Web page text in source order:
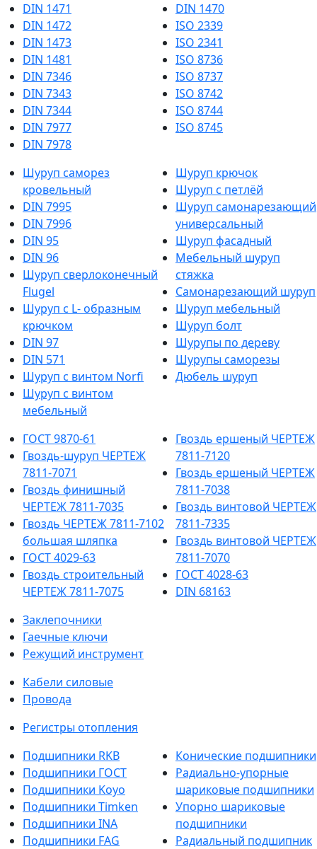
DIN 1471
DIN 1472
DIN 1473
DIN 1481
DIN 7346
DIN 7343
DIN 7344
DIN 7977
DIN 7978
DIN 1470
ISO 2339
ISO 2341
ISO 8736
ISO 8737
ISO 8742
ISO 8744
ISO 8745
Шуруп саморез
кровельный
DIN 7995
DIN 7996
DIN 95
DIN 96
Шуруп сверлоконечный
Flugel
Шуруп с L- образным
крючком
DIN 97
DIN 571
Шуруп с винтом Norfi
Шуруп с винтом
мебельный
Шуруп крючок
Шуруп с петлёй
Шуруп самонарезающий
универсальный
Шуруп фасадный
Мебельный шуруп
стяжка
Cамонарезающий шуруп
Шуруп мебельный
Шуруп болт
Шурупы по дереву
Шурупы саморезы
Дюбель шуруп
ГОСТ 9870-61
Гвоздь-шуруп ЧЕРТЕЖ
7811-7071
Гвоздь финишный
ЧЕРТЕЖ 7811-7035
Гвоздь ЧЕРТЕЖ 7811-7102
большая шляпка
ГОСТ 4029-63
Гвоздь строительный
ЧЕРТЕЖ 7811-7075
Гвоздь ершеный ЧЕРТЕЖ
7811-7120
Гвоздь ершеный ЧЕРТЕЖ
7811-7038
Гвоздь винтовой ЧЕРТЕЖ
7811-7335
Гвоздь винтовой ЧЕРТЕЖ
7811-7070
ГОСТ 4028-63
DIN 68163
Заклепочники
Гаечные ключи
Режущий инструмент
Кабели силовые
Провода
Регистры отопления
Подшипники RKB
Подшипники ГОСТ
Подшипники Koyo
Подшипники Timken
Подшипники INA
Подшипники FAG
Конические подшипники
Радиально-упорные
шариковые подшипники
Упорно шариковые
подшипники
Радиальный подшипник